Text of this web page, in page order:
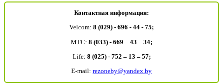
Контактная информация:
Velcom: 8 (029) - 696 - 44 - 75;
MTC: 8 (033) - 669 – 43 – 34;
Life: 8 (025) - 752 – 13 – 57;
E-mail: rezoneby@yandex.by